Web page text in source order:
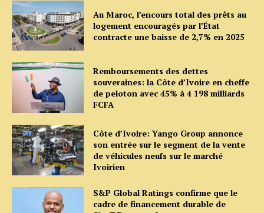
Au Maroc, l’encours total des prêts au
logement encouragés par l’État
contracte une baisse de 2,7% en 2025
Remboursements des dettes
souveraines: la Côte d’Ivoire en cheffe
de peloton avec 45% à 4 198 milliards
FCFA
Côte d’Ivoire: Yango Group annonce
son entrée sur le segment de la vente
de véhicules neufs sur le marché
Ivoirien
S&P Global Ratings confirme que le
cadre de financement durable de